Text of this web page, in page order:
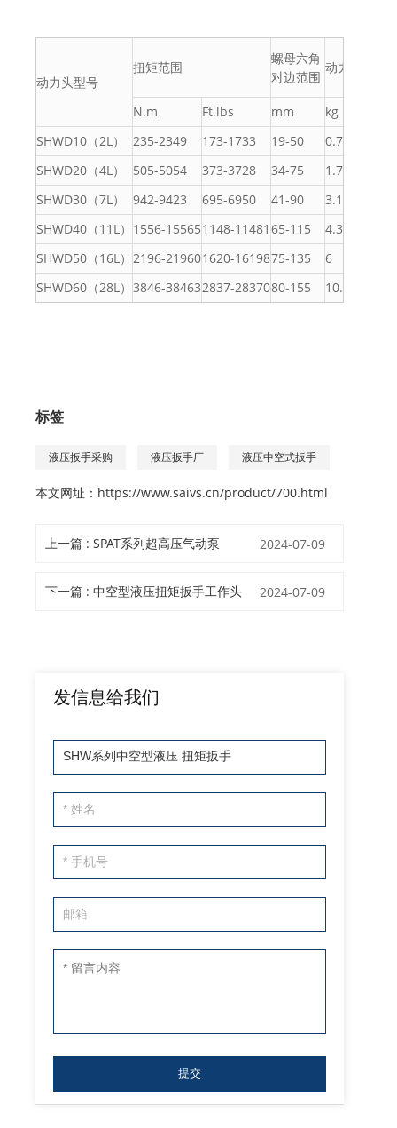
动力头型号
扭矩范围
螺母六角
对边范围
动力头重量
N.m
Ft.lbs mm kg
SHWD10（2L）
235-2349 173-1733 19-50 0.7
SHWD20（4L）
505-5054 373-3728 34-75 1.7
SHWD30（7L）
942-9423 695-6950 41-90 3.1
SHWD40（11L） 1556-155651148-11481 65-115 4.3
SHWD50（16L） 2196-219601620-1619875-135 6
SHWD60（28L） 3846-384632837-2837080-155 10.6
标签
液压扳手采购 液压扳手厂 液压中空式扳手
本文网址： https://www.saivs.cn/product/700.html
上一篇 : SPAT系列超高压气动泵 2024-07-09
下一篇 : 中空型液压扭矩扳手工作头 2024-07-09
发信息给我们